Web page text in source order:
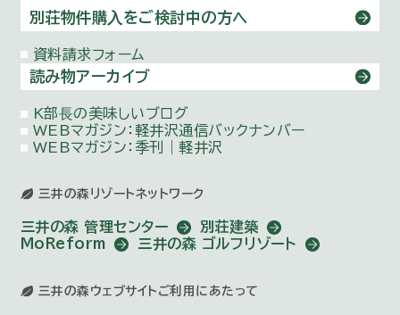
別荘物件購⼊をご検討中の方へ
資料請求フォーム
読み物アーカイブ
K部⻑の美味しいブログ
WEBマガジン： 軽井沢通信バックナンバー
WEBマガジン：季刊｜軽井沢
三井の森リゾートネットワーク
三井の森 管理センター
別荘建築
MoReform
三井の森 ゴルフリゾート
三井の森ウェブサイトご利用にあたって